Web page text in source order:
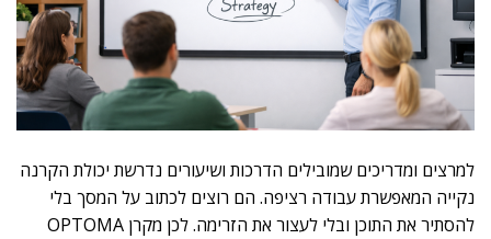
למרצים ומדריכים שמובילים הדרכות ושיעורים נדרשת יכולת הקרנה
נקייה המאפשרת עבודה רציפה. הם רוצים לכתוב על המסך בלי
להסתיר את התוכן ובלי לעצור את הזרימה. לכן מקרן OPTOMA